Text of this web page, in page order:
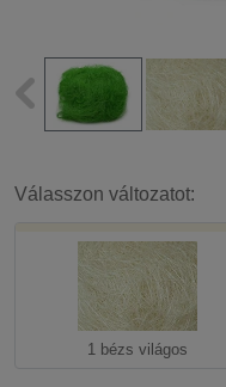
Válasszon változatot:
1 bézs világos